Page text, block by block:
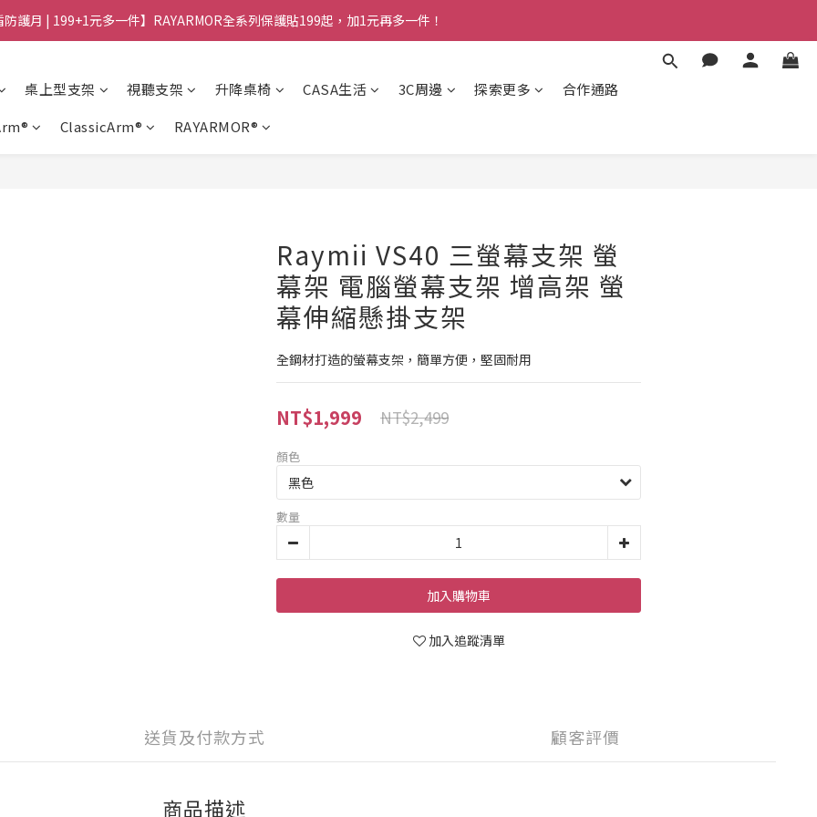
護月 | 199+1元多一件】RAYARMOR全系列保護貼199起，加1元再多一件！
桌上型支架 視聽支架 升降桌椅 CASA生活 3C周邊 探索更多
合作通路
ClassicArm® RAYARMOR®
Raymii VS40 三螢幕支架 螢
幕架 電腦螢幕支架 增高架 螢
幕伸縮懸掛支架
全鋼材打造的螢幕支架，簡單方便，堅固耐用
NT$1,999 NT$2,499
顏色
數量
加入購物車
加入追蹤清單
送貨及付款方式 顧客評價
商品描述